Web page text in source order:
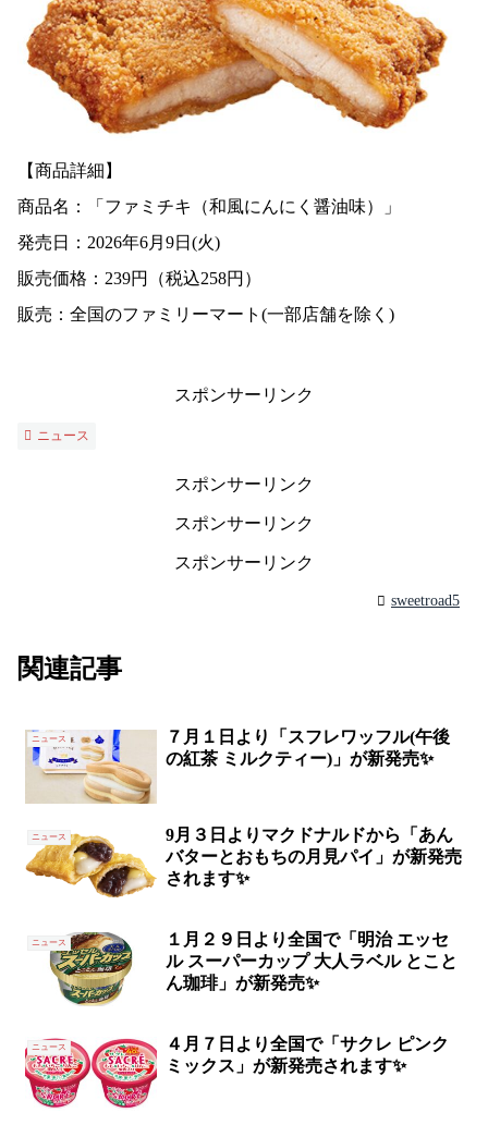
【商品詳細】
商品名：「ファミチキ（和風にんにく醤油味）」
発売日：2026年6月9日(火)
販売価格：239円（税込258円）
販売：全国のファミリーマート(一部店舗を除く)
スポンサーリンク
ニュース
スポンサーリンク
スポンサーリンク
スポンサーリンク
sweetroad5
関連記事
ニュース
７月１日より「スフレワッフル(午後
の紅茶 ミルクティー)」が新発売✨
ニュース
9月３日よりマクドナルドから「あん
バターとおもちの月見パイ」が新発売
されます✨
ニュース
１月２９日より全国で「明治 エッセ
ル スーパーカップ 大人ラベル とこと
ん珈琲」が新発売✨
ニュース
４月７日より全国で「サクレ ピンク
ミックス」が新発売されます✨